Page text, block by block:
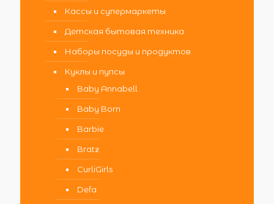
Кассы и супермаркеты
Детская бытовая техника
Наборы посуды и продуктов
Куклы и пупсы
Baby Annabell
Baby Born
Barbie
Bratz
CurliGirls
Defa